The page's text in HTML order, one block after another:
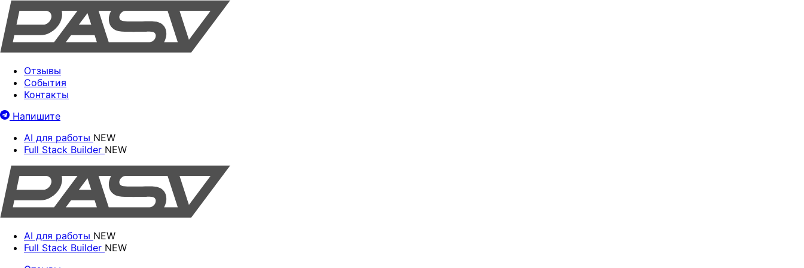
Отзывы
События
Контакты
Напишите
AI для работы NEW
Full Stack Builder NEW
AI для работы NEW
Full Stack Builder NEW